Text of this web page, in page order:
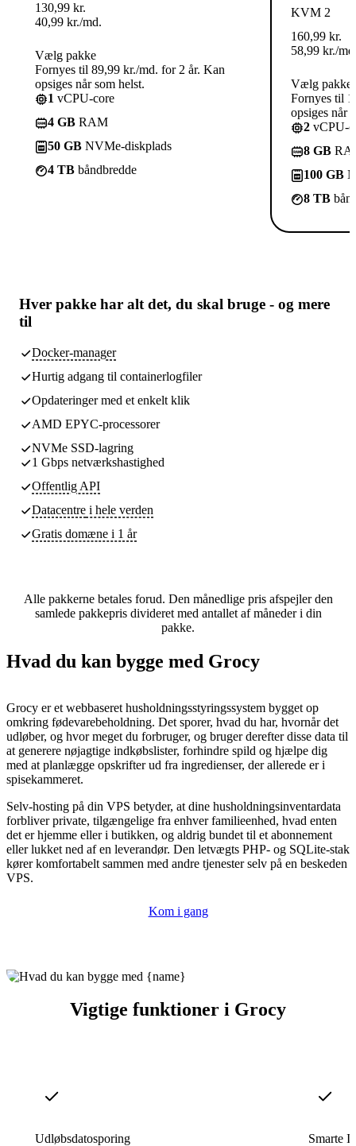
130,99 kr.
40,99 kr./md.
Vælg pakke
Fornyes til 89,99 kr./md. for 2 år. Kan
opsiges når som helst.
1 vCPU-core
4 GB RAM
50 GB NVMe-diskplads
4 TB båndbredde
KVM 2
160,99 kr.
58,99 kr./
Vælg pakke
Fornyes til
opsiges når
2 vCPU-
8 GB
100 GB
8 TB
Hver pakke har alt det, du skal bruge - og mere
til
Docker-manager
Hurtig adgang til containerlogfiler
Opdateringer med et enkelt klik
AMD EPYC-processorer
NVMe SSD-lagring
1 Gbps netværkshastighed
Offentlig API
Datacentre i hele verden
Gratis domæne i 1 år
Alle pakkerne betales forud. Den månedlige pris afspejler den
samlede pakkepris divideret med antallet af måneder i din
pakke.
Hvad du kan bygge med Grocy
Grocy er et webbaseret husholdningsstyringssystem bygget op
omkring fødevarebeholdning. Det sporer, hvad du har, hvornår det
udløber, og hvor meget du forbruger, og bruger derefter disse data til
at generere nøjagtige indkøbslister, forhindre spild og hjælpe dig
med at planlægge opskrifter ud fra ingredienser, der allerede er i
spisekammeret.
Selv-hosting på din VPS betyder, at dine husholdningsinventardata
forbliver private, tilgængelige fra enhver familieenhed, hvad enten
det er hjemme eller i butikken, og aldrig bundet til et abonnement
eller lukket ned af en leverandør. Den letvægts PHP- og SQLite-stak
kører komfortabelt sammen med andre tjenester selv på en beskeden
VPS.
Kom i gang
Vigtige funktioner i Grocy
Udløbsdatosporing Smarte